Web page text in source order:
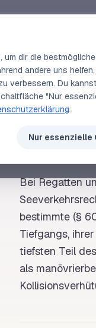
SEGELLEXIKON
Bei Regatten
bestimmte (§
Tiefgangs, ihrer
tiefsten Teil
als
dir die
andere uns
verbessern. Du
"Nur
.
Nur essenzielle